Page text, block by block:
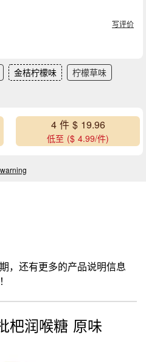
写评价
金桔柠檬味
柠檬草味
4 件 $ 19.96
低至 ($ 4.99/件)
，还有更多的产品说明信息
杷润喉糖 原味